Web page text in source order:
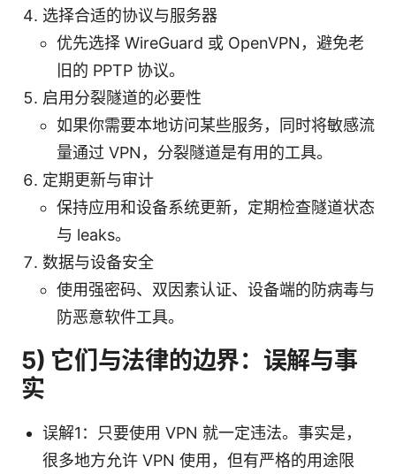
选择合适的协议与服务器
优先选择 WireGuard 或 OpenVPN，避免老
旧的 PPTP 协议。
启用分裂隧道的必要性
如果你需要本地访问某些服务，同时将敏感流
量通过 VPN，分裂隧道是有用的工具。
定期更新与审计
保持应用和设备系统更新，定期检查隧道状态
与 leaks。
数据与设备安全
使用强密码、双因素认证、设备端的防病毒与
防恶意软件工具。
5) 它们与法律的边界：误解与事
实
误解1：只要使用 VPN 就一定违法。事实是，
很多地方允许 VPN 使用，但有严格的用途限